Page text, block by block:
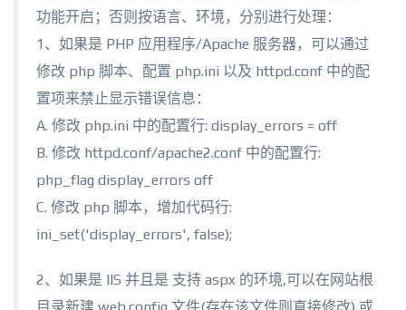
功能开启；否则按语言、环境，分别进行处理：
1、如果是 PHP 应用程序/Apache 服务器，可以通过
修改 php 脚本、配置 php.ini 以及 httpd.conf 中的配
置项来禁止显示错误信息：
A. 修改 php.ini 中的配置行: display_errors = off
B. 修改 httpd.conf/apache2.conf 中的配置行:
php_flag display_errors off
C. 修改 php 脚本，增加代码行:
ini_set('display_errors', false);
2、如果是 IIS 并且是 支持 aspx 的环境,可以在网站根